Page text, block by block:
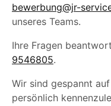
bewerbung@jr-
unseres Teams.
Ihre Fragen
9546805.
Wir sind gespannt
persönlich